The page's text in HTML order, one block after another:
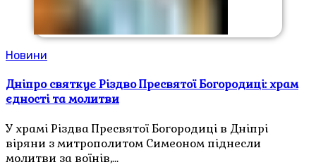
Новини
Дніпро святкує Різдво Пресвятої Богородиці: храм
єдності та молитви
У храмі Різдва Пресвятої Богородиці в Дніпрі
віряни з митрополитом Симеоном піднесли
молитви за воїнів,…